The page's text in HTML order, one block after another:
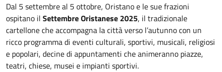
Dal 5 settembre al 5 ottobre, Oristano e le sue frazioni
ospitano il Settembre Oristanese 2025, il tradizionale
cartellone che accompagna la città verso l’autunno con un
ricco programma di eventi culturali, sportivi, musicali, religiosi
e popolari, decine di appuntamenti che animeranno piazze,
teatri, chiese, musei e impianti sportivi.